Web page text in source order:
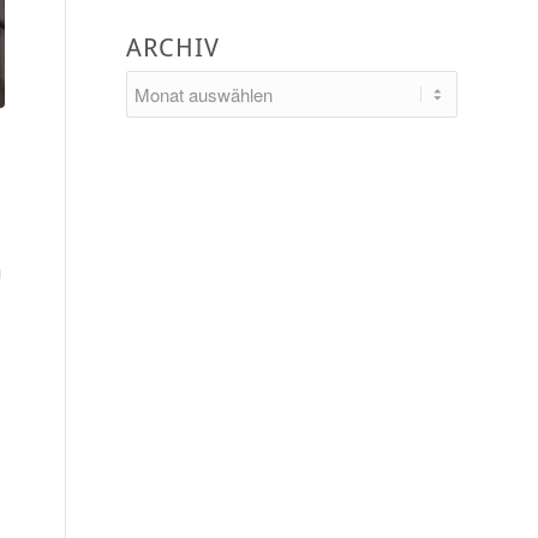
ARCHIV